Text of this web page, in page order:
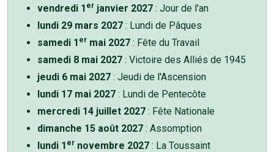
vendredi 1 er janvier 2027 : Jour de l'an
lundi 29 mars 2027 : Lundi de Pâques
samedi 1 er mai 2027 : Fête du Travail
samedi 8 mai 2027 : Victoire des Alliés de 1945
jeudi 6 mai 2027 : Jeudi de l'Ascension
lundi 17 mai 2027 : Lundi de Pentecôte
mercredi 14 juillet 2027 : Fête Nationale
dimanche 15 août 2027 : Assomption
lundi 1 er novembre 2027 : La Toussaint